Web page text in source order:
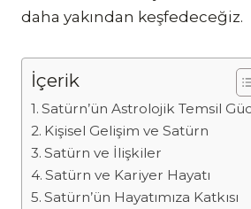
daha yakından keşfedeceğiz.
İçerik
Satürn’ün Astrolojik Temsil
Kişisel Gelişim ve Satürn
Satürn ve İlişkiler
Satürn ve Kariyer Hayatı
Satürn’ün Hayatımıza Katkısı